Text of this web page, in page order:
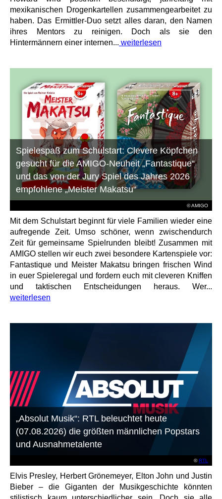
mexikanischen Drogenkartellen zusammengearbeitet zu
haben. Das Ermittler-Duo setzt alles daran, den Namen
ihres Mentors zu reinigen. Doch als sie den
Hintermännern einer internen... weiterlesen
© AMIGO
Spielespaß zum Schulstart: Clevere Köpfchen
gesucht für die AMIGO-Neuheit „Fantastique“
und das von der Jury Spiel des Jahres 2026
empfohlene „Meister Makatsu“
Mit dem Schulstart beginnt für viele Familien wieder eine
aufregende Zeit. Umso schöner, wenn zwischendurch
Zeit für gemeinsame Spielrunden bleibt! Zusammen mit
AMIGO stellen wir euch zwei besondere Kartenspiele vor:
Fantastique und Meister Makatsu bringen frischen Wind
in euer Spieleregal und fordern euch mit cleveren Kniffen
und taktischen Entscheidungen heraus. Wer...
weiterlesen
©RTL
„Absolut Musik“: RTL beleuchtet heute
(07.08.2026) die größten männlichen Popstars
und Ausnahmetalente
Elvis Presley, Herbert Grönemeyer, Elton John und Justin
Bieber – die Giganten der Musikgeschichte könnten